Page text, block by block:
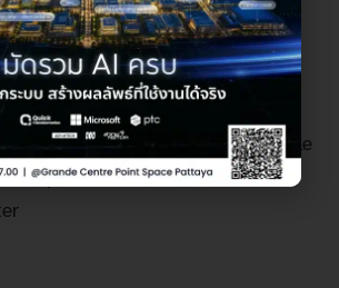
ได้หลากหลายรูปแบบ ทั้ง มือถิอ
น๊ตบุค และ แว่น 2D Eyewear ทำให้
ว่างผู้เชี่ยวชาญกับผู้ปฎิบัติงานได้
ย ได้ทุกที่ทุกเวลา Chalk for Mobile
Chalk for RealWear Chalk